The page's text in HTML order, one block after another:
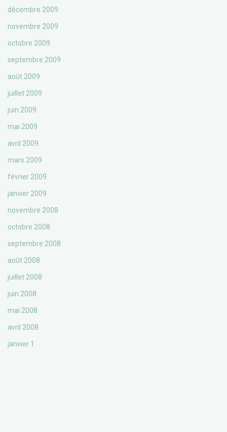
décembre 2009
novembre 2009
octobre 2009
septembre 2009
août 2009
juillet 2009
juin 2009
mai 2009
avril 2009
mars 2009
février 2009
janvier 2009
novembre 2008
octobre 2008
septembre 2008
août 2008
juillet 2008
juin 2008
mai 2008
avril 2008
janvier 1